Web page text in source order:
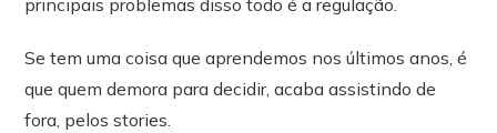
principais problemas disso todo é a regulação.
Se tem uma coisa que aprendemos nos últimos anos, é
que quem demora para decidir, acaba assistindo de
fora, pelos stories.